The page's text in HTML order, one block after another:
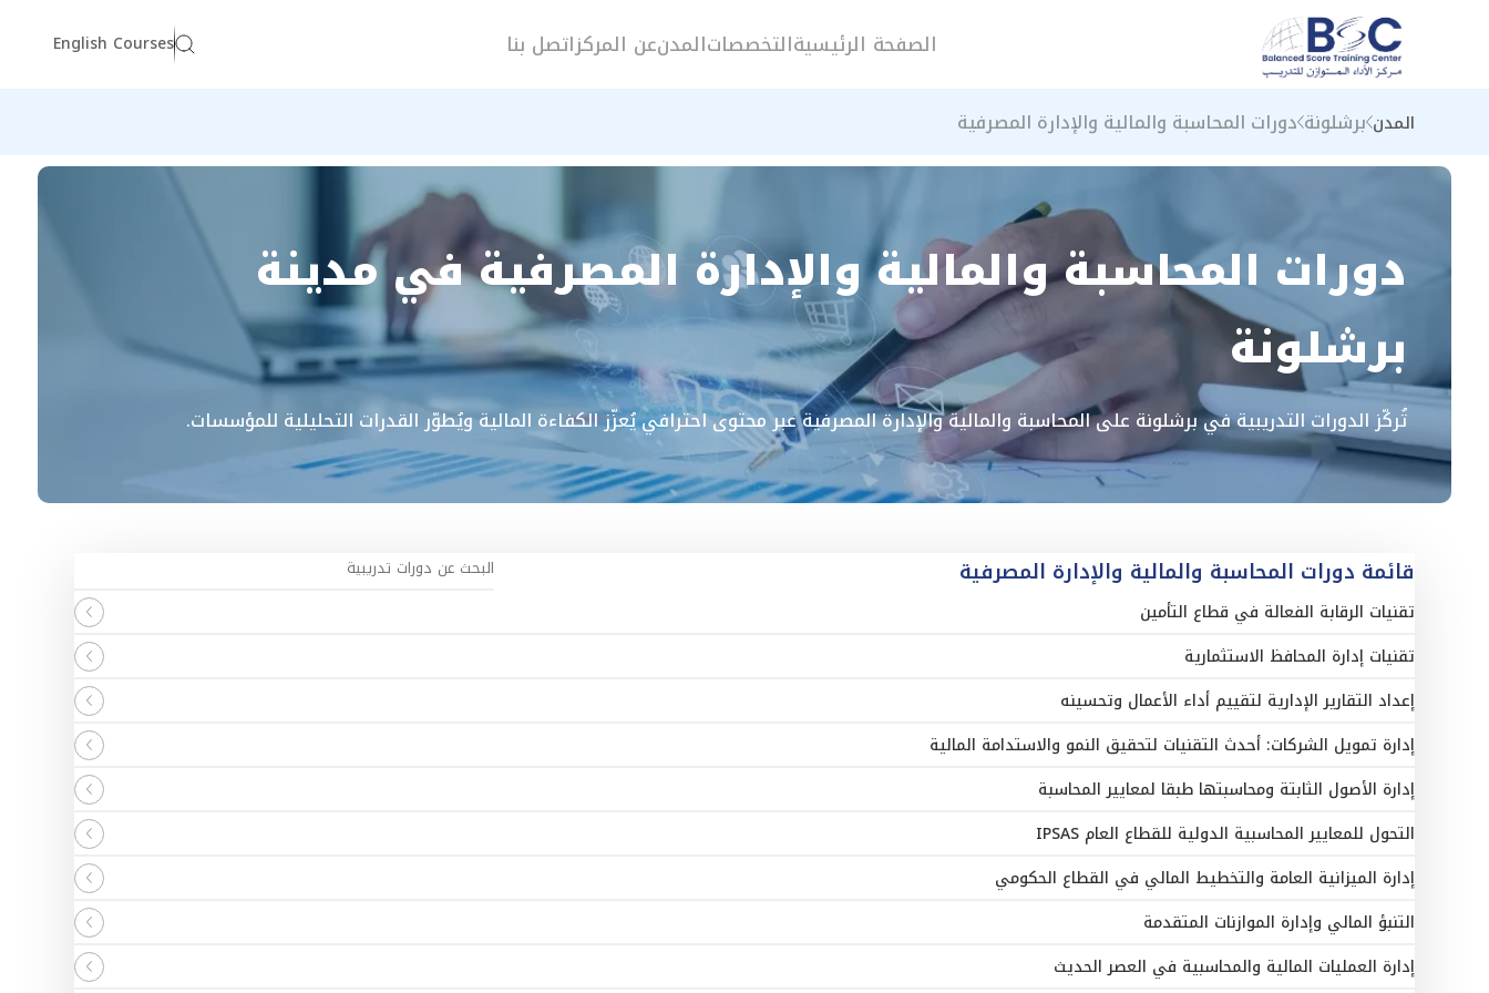
الصفحة الرئيسيةالتخصصاتالمدنعن المركزاتصل بنا English Courses
المدن برشلونة دورات المحاسبة والمالية والإدارة المصرفية
دورات المحاسبة والمالية والإدارة المصرفية في مدينة
برشلونة
تُركّز الدورات التدريبية في برشلونة على المحاسبة والمالية والإدارة المصرفية عبر محتوى احترافي يُعزّز الكفاءة المالية ويُطوّر القدرات التحليلية للمؤسسات.
قائمة دورات المحاسبة والمالية والإدارة المصرفية
تقنيات الرقابة الفعالة في قطاع التأمين
تقنيات إدارة المحافظ الاستثمارية
إعداد التقارير الإدارية لتقييم أداء الأعمال وتحسينه
إدارة تمويل الشركات: أحدث التقنيات لتحقيق النمو والاستدامة المالية
إدارة الأصول الثابتة ومحاسبتها طبقا لمعايير المحاسبة
التحول للمعايير المحاسبية الدولية للقطاع العام IPSAS
إدارة الميزانية العامة والتخطيط المالي في القطاع الحكومي
التنبؤ المالي وإدارة الموازنات المتقدمة
إدارة العمليات المالية والمحاسبية في العصر الحديث